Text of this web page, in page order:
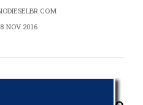
NOV 2016